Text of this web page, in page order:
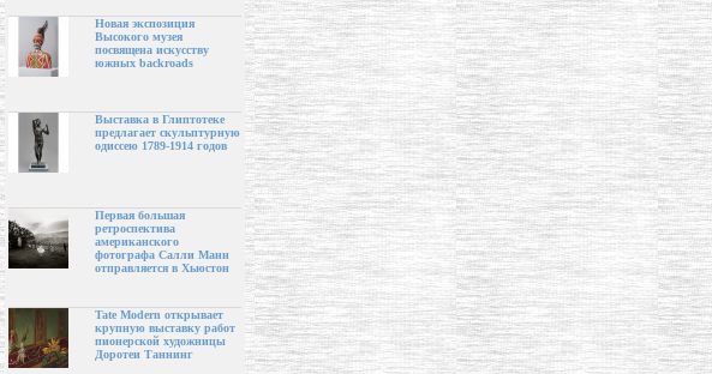
Новая экспозиция
Высокого музея
посвящена искусству
южных backroads
Выставка в Глиптотеке
предлагает скульптурную
одиссею 1789-1914 годов
Первая большая
ретроспектива
американского
фотографа Салли Манн
отправляется в Хьюстон
Tate Modern открывает
крупную выставку работ
пионерской художницы
Доротеи Таннинг